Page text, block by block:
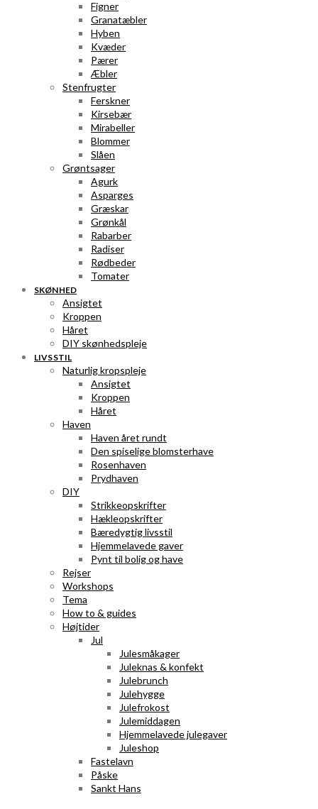
Figner
Granatæbler
Hyben
Kvæder
Pærer
Æbler
Stenfrugter
Ferskner
Kirsebær
Mirabeller
Blommer
Slåen
Grøntsager
Agurk
Asparges
Græskar
Grønkål
Rabarber
Radiser
Rødbeder
Tomater
SKØNHED
Ansigtet
Kroppen
Håret
DIY skønhedspleje
LIVSSTIL
Naturlig kropspleje
Ansigtet
Kroppen
Håret
Haven
Haven året rundt
Den spiselige blomsterhave
Rosenhaven
Prydhaven
DIY
Strikkeopskrifter
Hækleopskrifter
Bæredygtig livsstil
Hjemmelavede gaver
Pynt til bolig og have
Rejser
Workshops
Tema
How to & guides
Højtider
Jul
Julesmåkager
Juleknas & konfekt
Julebrunch
Julehygge
Julefrokost
Julemiddagen
Hjemmelavede julegaver
Juleshop
Fastelavn
Påske
Sankt Hans